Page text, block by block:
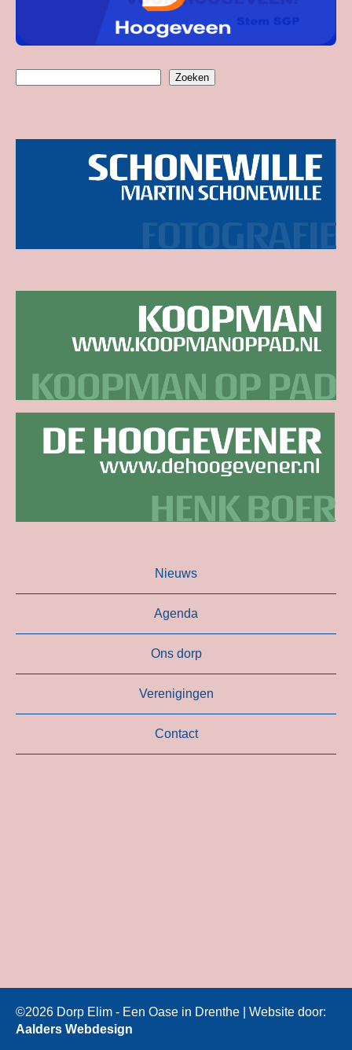
Zoeken
Nieuws
Agenda
Ons dorp
Verenigingen
Contact
©2026 Dorp Elim - Een Oase in Drenthe | Website door:
Aalders Webdesign